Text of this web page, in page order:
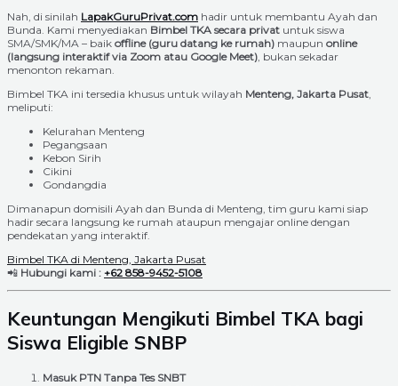
Nah, di sinilah LapakGuruPrivat.com hadir untuk membantu Ayah dan
Bunda. Kami menyediakan Bimbel TKA secara privat untuk siswa
SMA/SMK/MA – baik offline (guru datang ke rumah) maupun online
(langsung interaktif via Zoom atau Google Meet) , bukan sekadar
menonton rekaman.
Bimbel TKA ini tersedia khusus untuk wilayah Menteng, Jakarta Pusat
meliputi:
Kelurahan Menteng
Pegangsaan
Kebon Sirih
Cikini
Gondangdia
Dimanapun domisili Ayah dan Bunda di Menteng, tim guru kami siap
hadir secara langsung ke rumah ataupun mengajar online dengan
pendekatan yang interaktif.
Bimbel TKA di Menteng, Jakarta Pusat
📲 Hubungi kami : +62 858-9452-5108
Keuntungan Mengikuti Bimbel TKA bagi
Siswa Eligible SNBP
Masuk PTN Tanpa Tes SNBT